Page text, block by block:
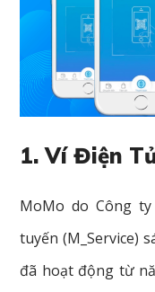
1. Ví Điện
MoMo do Công
tuyến (M_Service)
đã hoạt động từ